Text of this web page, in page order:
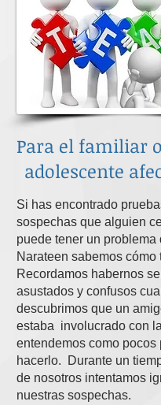
Para el familiar
adolescente
Si has encontrado
sospechas que alguien
puede tener un problema
Narateen sabemos cómo
Recordamos habernos
asustados y confusos
descubrimos que un
estaba involucrado con
entendemos como pocos
hacerlo. Durante un
de nosotros intentamos
nuestras sospechas.